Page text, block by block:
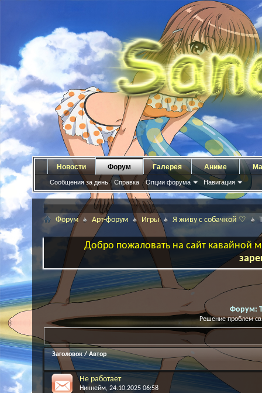
Новости Форум
Сообщения за день Справка Опции форума Навигация
Галерея Аниме
Форум Арт-форум Игры Я живу с собачкой ♡
Добро пожаловать на сайт кавайной
Форум:
Решение проблем
Заголовок/Автор
Не работает
Никнейм, 24.10.2025 06:58